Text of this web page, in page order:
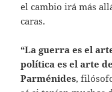
el cambio irá más
caras.
“La guerra es el
política es el arte
Parménides,